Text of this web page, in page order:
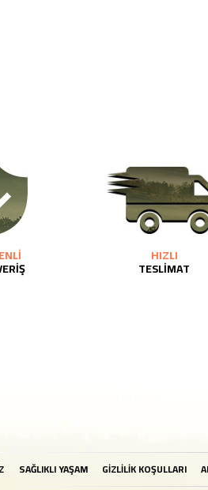
HIZLI
TESLİMAT
SAĞLIKLI YAŞAM GİZLİLİK KOŞULLARI